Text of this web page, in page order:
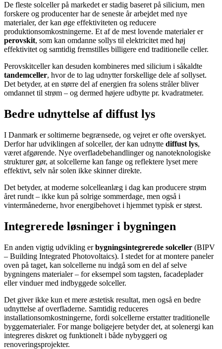
De fleste solceller på markedet er stadig baseret på silicium, men
forskere og producenter har de seneste år arbejdet med nye
materialer, der kan øge effektiviteten og reducere
produktionsomkostningerne. Et af de mest lovende materialer er
perovskit, som kan omdanne sollys til elektricitet med høj
effektivitet og samtidig fremstilles billigere end traditionelle celler.
Perovskitceller kan desuden kombineres med silicium i såkaldte
tandemceller, hvor de to lag udnytter forskellige dele af sollyset.
Det betyder, at en større del af energien fra solens stråler bliver
omdannet til strøm – og dermed højere udbytte pr. kvadratmeter.
Bedre udnyttelse af diffust lys
I Danmark er soltimerne begrænsede, og vejret er ofte overskyet.
Derfor har udviklingen af solceller, der kan udnytte diffust lys,
været afgørende. Nye overfladebehandlinger og nanoteknologiske
strukturer gør, at solcellerne kan fange og reflektere lyset mere
effektivt, selv når solen ikke skinner direkte.
Det betyder, at moderne solcelleanlæg i dag kan producere strøm
året rundt – ikke kun på solrige sommerdage, men også i
vintermånederne, hvor energibehovet i hjemmet typisk er størst.
Integrerede løsninger i bygningen
En anden vigtig udvikling erbygningsintegrerede solceller (BIPV
– Building Integrated Photovoltaics). I stedet for at montere paneler
oven på taget, kan solcellerne nu indgå som en del af selve
bygningens materialer – for eksempel som tagsten, facadeplader
eller vinduer med indbyggede solceller.
Det giver ikke kun et mere æstetisk resultat, men også en bedre
udnyttelse af overfladerne. Samtidig reduceres
installationsomkostningerne, fordi solcellerne erstatter traditionelle
byggematerialer. For mange boligejere betyder det, at solenergi kan
integreres diskret og funktionelt i både nybyggeri og
renoveringsprojekter.